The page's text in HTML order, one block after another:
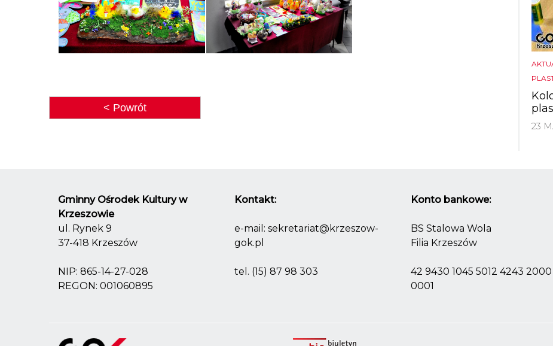
< Powrót
23
Gminny Ośrodek Kultury w
Krzeszowie
ul. Rynek 9
37-418 Krzeszów
NIP: 865-14-27-028
REGON: 001060895
Kontakt:
e-mail: sekretariat@krzeszow-
gok.pl
tel. (15) 87 98 303
Konto bankowe:
BS Stalowa Wola
Filia Krzeszów
42 9430 1045 5012 4243 2000
0001